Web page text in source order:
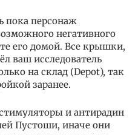
пока персонаж
негативного
его домой. Все крышки,
ваш исследователь
на склад (Depot), так
заранее.
и антирадин
Пустоши, иначе они